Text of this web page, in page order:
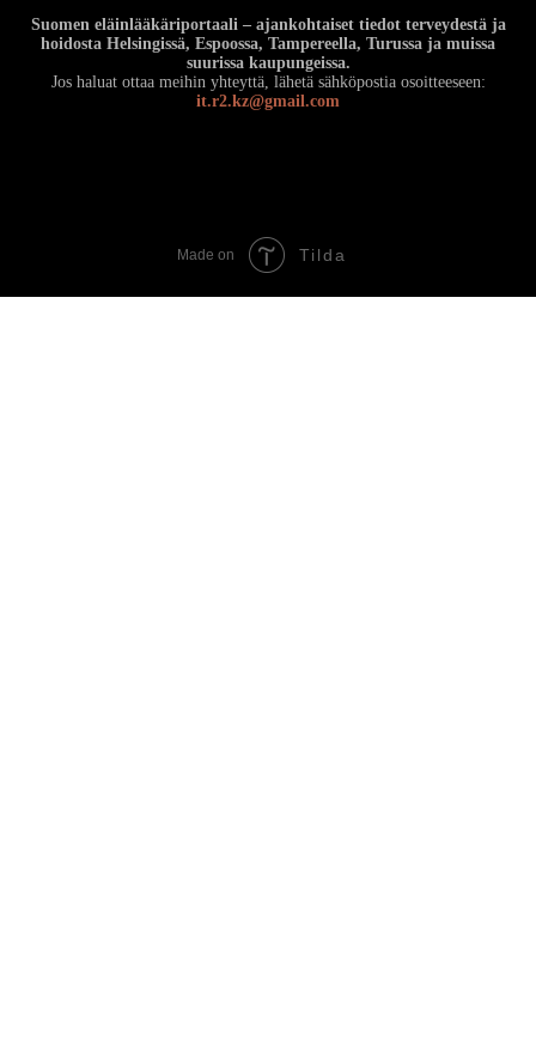
Suomen eläinlääkäriportaali – ajankohtaiset tiedot terveydestä ja
hoidosta Helsingissä, Espoossa, Tampereella, Turussa ja muissa
suurissa kaupungeissa.
Jos haluat ottaa meihin yhteyttä, lähetä sähköpostia osoitteeseen:
it.r2.kz@gmail.com
Made on Tilda